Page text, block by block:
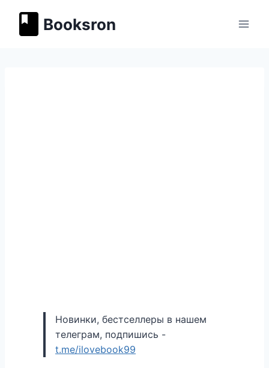
содержимому
Booksron
Новинки, бестселлеры в нашем
телеграм, подпишись -
t.me/ilovebook99